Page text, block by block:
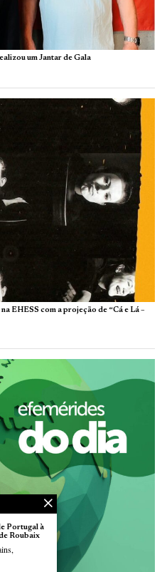
um Jantar de Gala
EHESS com a projeção de “Cá e Lá –
Portugal à
Roubaix